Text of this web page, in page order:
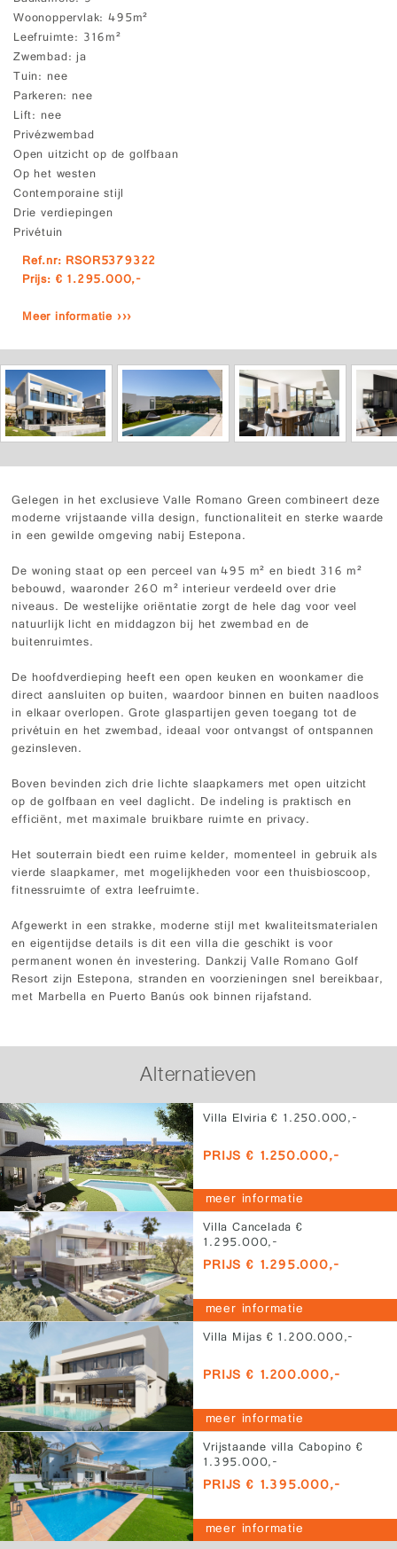
Woonoppervlak 495m²
Leefruimte 316m²
Zwembad ja
Tuin nee
Parkeren nee
Lift nee
Privézwembad
Open uitzicht op de golfbaan
Op het westen
Contemporaine stijl
Drie verdiepingen
Privétuin
Ref.nr: RSOR5379322
Prijs: € 1.295.000,-
Meer informatie ›››
Gelegen in het exclusieve Valle Romano Green combineert deze
moderne vrijstaande villa design, functionaliteit en sterke waarde
in een gewilde omgeving nabij Estepona.
De woning staat op een perceel van 495 m² en biedt 316 m²
bebouwd, waaronder 260 m² interieur verdeeld over drie
niveaus. De westelijke oriëntatie zorgt de hele dag voor veel
natuurlijk licht en middagzon bij het zwembad en de
buitenruimtes.
De hoofdverdieping heeft een open keuken en woonkamer die
direct aansluiten op buiten, waardoor binnen en buiten naadloos
in elkaar overlopen. Grote glaspartijen geven toegang tot de
privétuin en het zwembad, ideaal voor ontvangst of ontspannen
gezinsleven.
Boven bevinden zich drie lichte slaapkamers met open uitzicht
op de golfbaan en veel daglicht. De indeling is praktisch en
efficiënt, met maximale bruikbare ruimte en privacy.
Het souterrain biedt een ruime kelder, momenteel in gebruik als
vierde slaapkamer, met mogelijkheden voor een thuisbioscoop,
fitnessruimte of extra leefruimte.
Afgewerkt in een strakke, moderne stijl met kwaliteitsmaterialen
en eigentijdse details is dit een villa die geschikt is voor
permanent wonen én investering. Dankzij Valle Romano Golf
Resort zijn Estepona, stranden en voorzieningen snel bereikbaar,
met Marbella en Puerto Banús ook binnen rijafstand.
Alternatieven
Villa Elviria € 1.250.000,-
PRIJS € 1.250.000,-
meer informatie
Villa Cancelada €
1.295.000,-
PRIJS € 1.295.000,-
meer informatie
Villa Mijas € 1.200.000,-
PRIJS € 1.200.000,-
meer informatie
Vrijstaande villa Cabopino €
1.395.000,-
PRIJS € 1.395.000,-
meer informatie